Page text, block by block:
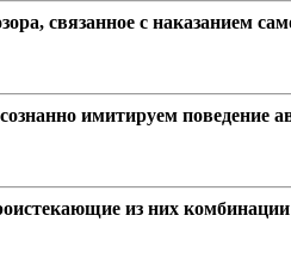
связанное с наказанием
имитируем поведение
из них комбинации